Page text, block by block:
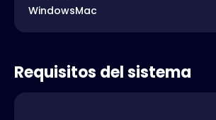
WindowsMac
Requisitos del sistema